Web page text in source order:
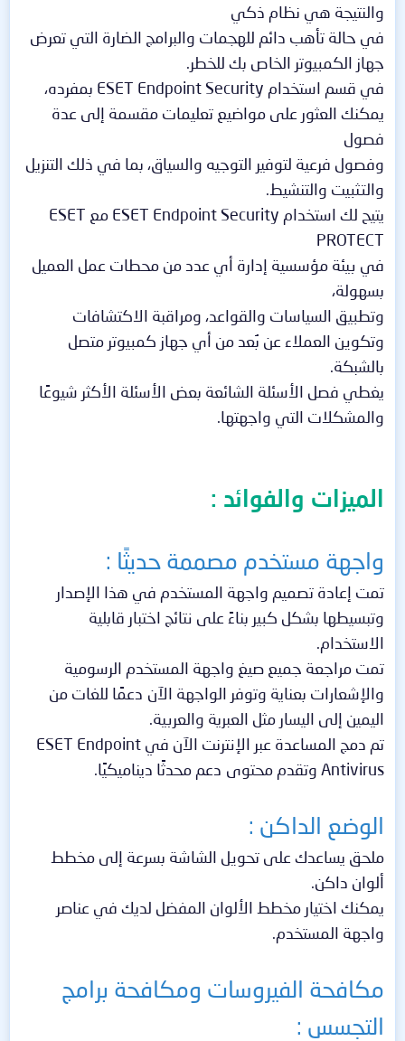
والنتيجة هي نظام ذكي
في حالة تأهب دائم للهجمات والبرامج الضارة التي تعرض
جهاز الكمبيوتر الخاص بك للخطر.
في قسم استخدام ESET Endpoint Security بمفرده،
يمكنك العثور على مواضيع تعليمات مقسمة إلى عدة
فصول
وفصول فرعية لتوفير التوجيه والسياق، بما في ذلك التنزيل
والتثبيت والتنشيط.
يتيح لك استخدام ESET Endpoint Security مع ESET
PROTECT
في بيئة مؤسسية إدارة أي عدد من محطات عمل العميل
بسهولة،
وتطبيق السياسات والقواعد، ومراقبة الاكتشافات
وتكوين العملاء عن بُعد من أي جهاز كمبيوتر متصل
بالشبكة.
يغطي فصل الأسئلة الشائعة بعض الأسئلة الأكثر شيوعًا
والمشكلات التي واجهتها.
الميزات والفوائد :
واجهة مستخدم مصممة حديثًا :
تمت إعادة تصميم واجهة المستخدم في هذا الإصدار
وتبسيطها بشكل كبير بناءً على نتائج اختبار قابلية
الاستخدام.
تمت مراجعة جميع صيغ واجهة المستخدم الرسومية
والإشعارات بعناية وتوفر الواجهة الآن دعمًا للغات من
اليمين إلى اليسار مثل العبرية والعربية.
تم دمج المساعدة عبر الإنترنت الآن في ESET Endpoint
Antivirus وتقدم محتوى دعم محدثًا ديناميكيًا.
الوضع الداكن :
ملحق يساعدك على تحويل الشاشة بسرعة إلى مخطط
ألوان داكن.
يمكنك اختيار مخطط الألوان المفضل لديك في عناصر
واجهة المستخدم.
مكافحة الفيروسات ومكافحة برامج
التجسس :